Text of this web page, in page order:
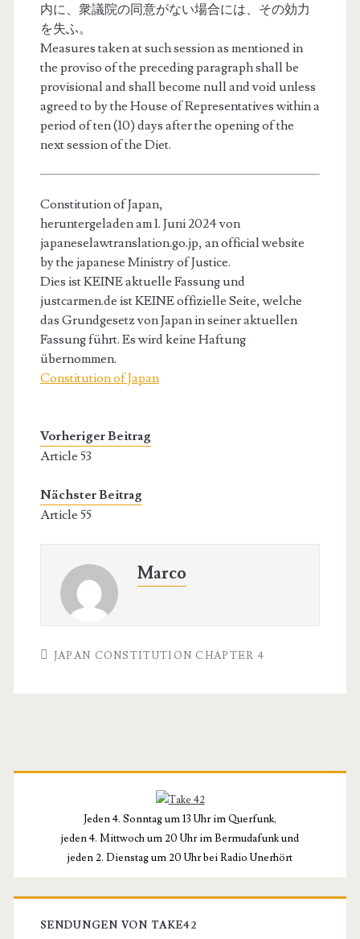
内に、衆議院の同意がない場合には、その効力
を失ふ。
Measures taken at such session as mentioned in
the proviso of the preceding paragraph shall be
provisional and shall become null and void unless
agreed to by the House of Representatives within a
period of ten (10) days after the opening of the
next session of the Diet.
Constitution of Japan,
heruntergeladen am 1. Juni 2024 von
japaneselawtranslation.go.jp, an official website
by the japanese Ministry of Justice.
Dies ist KEINE aktuelle Fassung und
justcarmen.de ist KEINE offizielle Seite, welche
das Grundgesetz von Japan in seiner aktuellen
Fassung führt. Es wird keine Haftung
übernommen.
Constitution of Japan
Vorheriger Beitrag
Article 53
Nächster Beitrag
Article 55
Marco
JAPAN CONSTITUTION CHAPTER 4
Primäre
Seitenleiste
Jeden 4. Sonntag um 13 Uhr im Querfunk,
jeden 4. Mittwoch um 20 Uhr im Bermudafunk und
jeden 2. Dienstag um 20 Uhr bei Radio Unerhört
SENDUNGEN VON TAKE42